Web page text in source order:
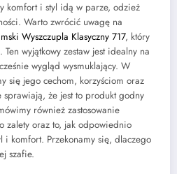
komfort i styl idą w parze, odzież
Warto zwrócić uwagę na
Wyszczupla Klasyczny 717, który
wyjątkowy zestaw jest idealny na
wygląd wysmuklający. W
się jego cechom, korzyściom oraz
sprawiają, że jest to produkt godny
również zastosowanie
zalety oraz to, jak odpowiednio
i komfort. Przekonamy się, dlaczego
szafie.